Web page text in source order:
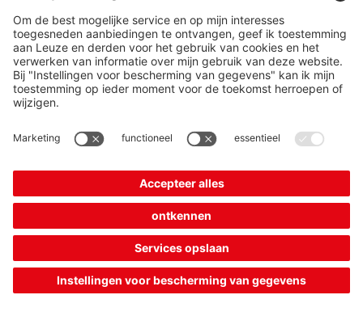
Verwachte levertijd: 7 werkdagen
Vergelijken